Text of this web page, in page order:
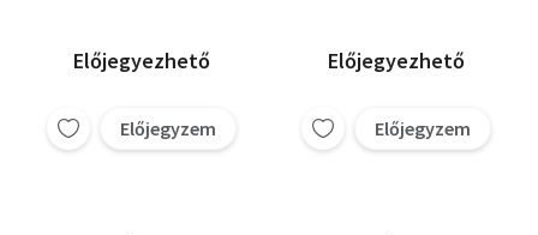
Sade+ Tarnovszka
grófnő+ Mona Lisa
Bronte titkos naplója+
Minden minden+
Syrie James Nicola Yoon
Salla Simukka
Tehmina Durrani
Előjegyezhető
Előjegyzem
Előjegyezhető
Előjegyzem